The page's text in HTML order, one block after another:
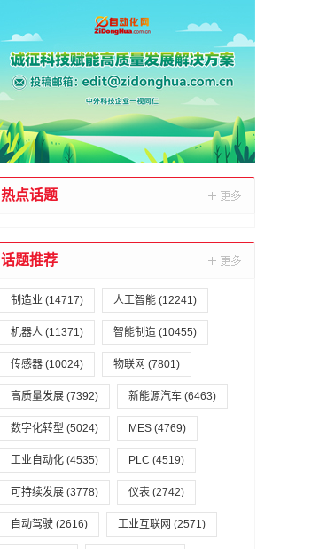
热点话题
话题推荐
制造业 (14717) 人工智能 (12241)
机器人 (11371) 智能制造 (10455)
传感器 (10024) 物联网 (7801)
高质量发展 (7392) 新能源汽车 (6463)
数字化转型 (5024) MES (4769)
工业自动化 (4535) PLC (4519)
可持续发展 (3778) 仪表 (2742)
自动驾驶 (2616) 工业互联网 (2571)